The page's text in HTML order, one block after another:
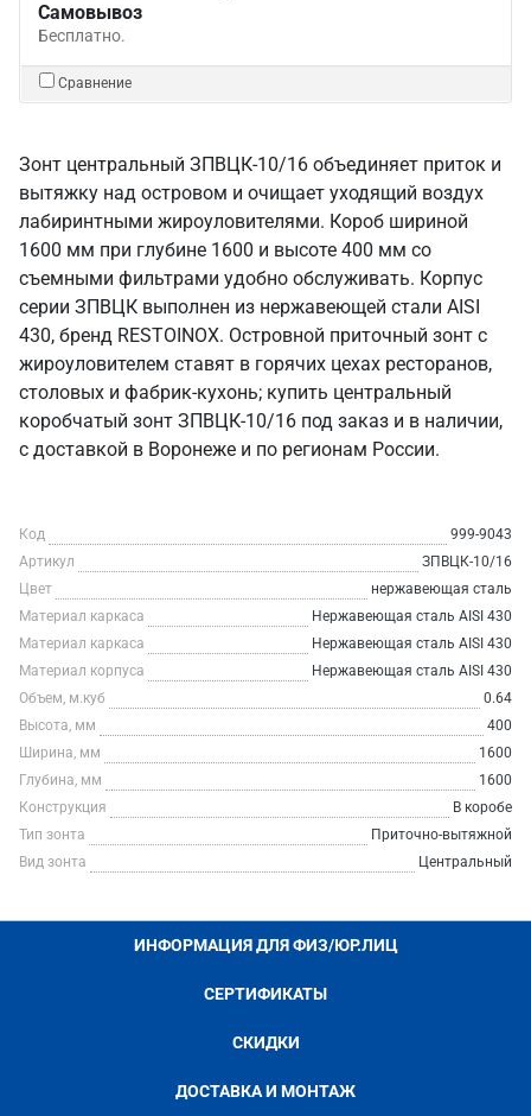
Самовывоз
Бесплатно.
Сравнение
Зонт центральный ЗПВЦК-10/16 объединяет приток и
вытяжку над островом и очищает уходящий воздух
лабиринтными жироуловителями. Короб шириной
1600 мм при глубине 1600 и высоте 400 мм со
съемными фильтрами удобно обслуживать. Корпус
серии ЗПВЦК выполнен из нержавеющей стали AISI
430, бренд RESTOINOX. Островной приточный зонт с
жироуловителем ставят в горячих цехах ресторанов,
столовых и фабрик-кухонь; купить центральный
коробчатый зонт ЗПВЦК-10/16 под заказ и в наличии,
с доставкой в Воронеже и по регионам России.
Код
999-9043
Артикул
ЗПВЦК-10/16
Цвет
нержавеющая сталь
Материал каркаса
Нержавеющая сталь AISI 430
Материал каркаса
Нержавеющая сталь AISI 430
Материал корпуса
Нержавеющая сталь AISI 430
Объем, м.куб
0.64
Высота, мм
400
Ширина, мм
1600
Глубина, мм
1600
Конструкция
В коробе
Тип зонта
Приточно-вытяжной
Вид зонта
Центральный
ИНФОРМАЦИЯ ДЛЯ ФИЗ/ЮР.ЛИЦ
СЕРТИФИКАТЫ
СКИДКИ
ДОСТАВКА И МОНТАЖ